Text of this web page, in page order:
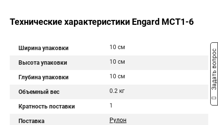
Технические характеристики Engard MCT1-6
Ширина упаковки 10 см
Высота упаковки 10 см
Глубина упаковки 10 см
Объемный вес 0.2 кг
Кратность поставки 1
Поставка Рулон
Задать вопрос